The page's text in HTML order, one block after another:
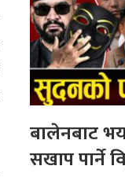
बालेनबाट
सखाप पार्ने